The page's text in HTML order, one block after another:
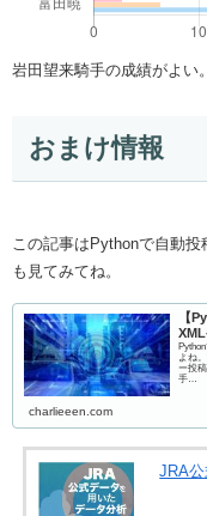
岩田望来騎手の成績がよい。
おまけ情報
この記事はPythonで自動
も見てみてね。
【
よね
ー投
手…
charlieeen.com
JRA